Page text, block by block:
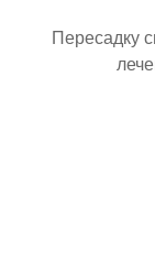
Пересадку